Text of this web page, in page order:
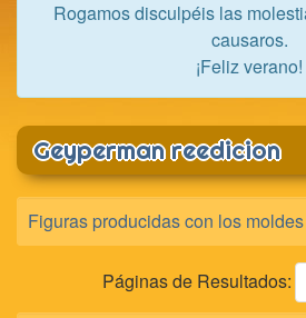
Rogamos disculpéis las
causaros.
¡Feliz verano!
Geyperman reedicion
Figuras producidas con los
Páginas de Resultados: